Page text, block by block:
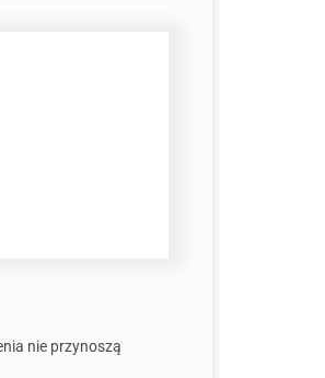
nie przynoszą